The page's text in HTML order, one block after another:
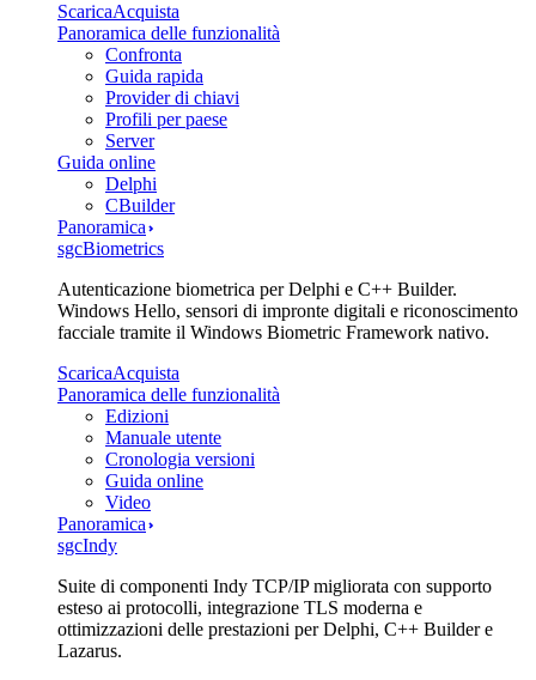
ScaricaAcquista
Panoramica delle funzionalità
Confronta
Guida rapida
Provider di chiavi
Profili per paese
Server
Guida online
Delphi
CBuilder
Panoramica
sgcBiometrics
Autenticazione biometrica per Delphi e C++ Builder.
Windows Hello, sensori di impronte digitali e riconoscimento
facciale tramite il Windows Biometric Framework nativo.
ScaricaAcquista
Panoramica delle funzionalità
Edizioni
Manuale utente
Cronologia versioni
Guida online
Video
Panoramica
sgcIndy
Suite di componenti Indy TCP/IP migliorata con supporto
esteso ai protocolli, integrazione TLS moderna e
ottimizzazioni delle prestazioni per Delphi, C++ Builder e
Lazarus.